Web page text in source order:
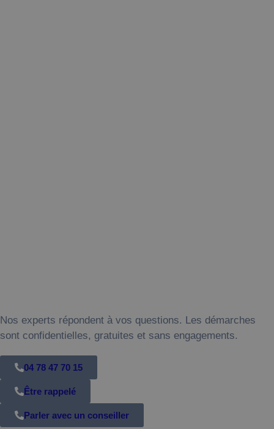
Nos experts répondent à vos questions. Les démarches
sont confidentielles, gratuites et sans engagements.
04 78 47 70 15
Être rappelé
Parler avec un conseiller